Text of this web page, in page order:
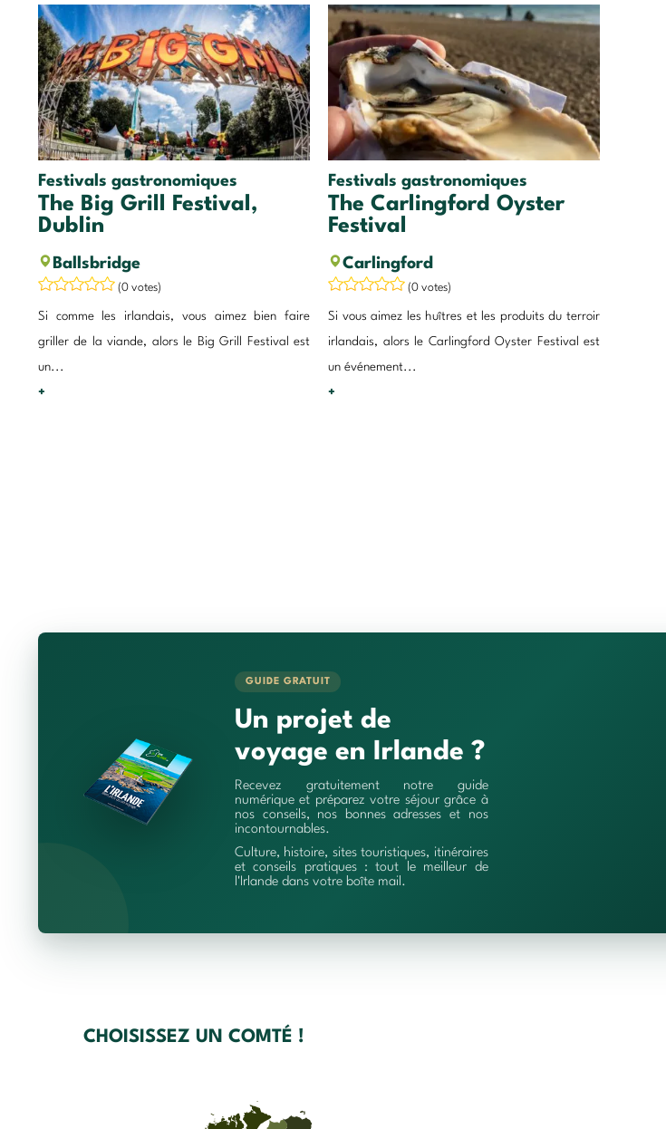
Festivals gastronomiques
The Big Grill Festival,
Dublin
Ballsbridge
(0 votes)
Si comme les irlandais, vous aimez bien faire
griller de la viande, alors le Big Grill Festival est
un...
+
Festivals gastronomiques
The Carlingford Oyster
Festival
Carlingford
(0 votes)
Si vous aimez les huîtres et les produits du terroir
irlandais, alors le Carlingford Oyster Festival est
un événement...
+
GUIDE GRATUIT
Un projet de
voyage en Irlande ?
Recevez gratuitement notre guide
numérique et préparez votre séjour grâce à
nos conseils, nos bonnes adresses et nos
incontournables.
Culture, histoire, sites touristiques, itinéraires
et conseils pratiques : tout le meilleur de
l'Irlande dans votre boîte mail.
CHOISISSEZ UN COMTÉ !